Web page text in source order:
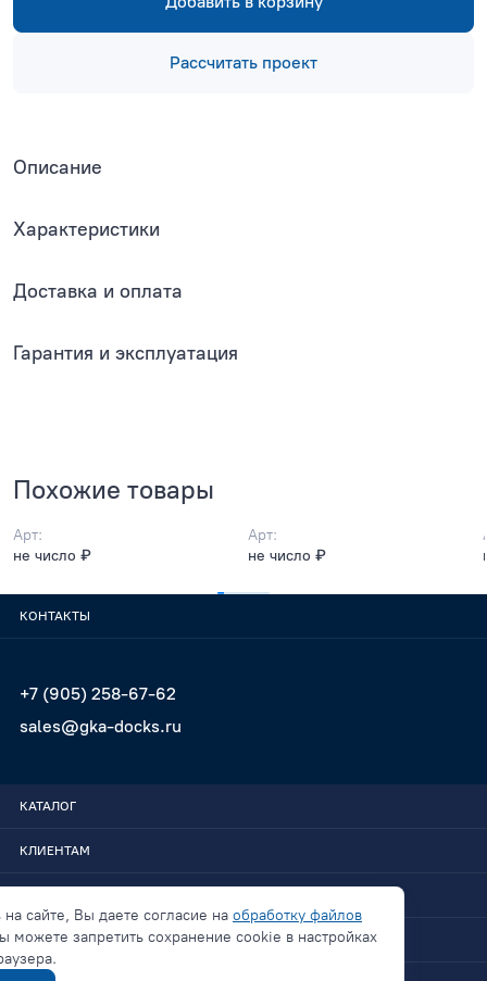
Рассчитать проект
Описание
Характеристики
Доставка и оплата
Гарантия и эксплуатация
Похожие товары
Арт:
не число ₽
Арт:
не число ₽
КОНТАКТЫ
+7 (905) 258-67-62
sales@gka-docks.ru
КАТАЛОГ
КЛИЕНТАМ
СВЯЗАТЬСЯ
на сайте, Вы даете согласие на обработку файлов
можете запретить сохранение cookie в настройках